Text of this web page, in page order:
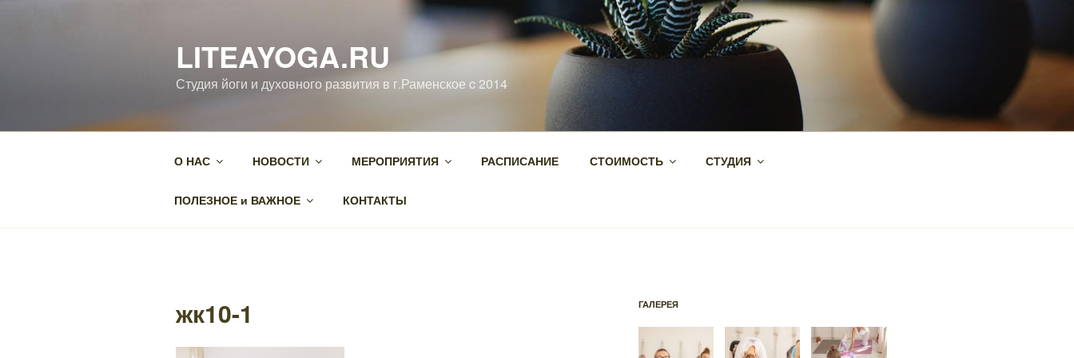
LITEAYOGA.RU
Студия йоги и духовного развития в г.Раменское c 2014
О НАС НОВОСТИ МЕРОПРИЯТИЯ РАСПИСАНИЕ СТОИМОСТЬ СТУДИЯ
ПОЛЕЗНОЕ и ВАЖНОЕ КОНТАКТЫ
жк10-1 ГАЛЕРЕЯ